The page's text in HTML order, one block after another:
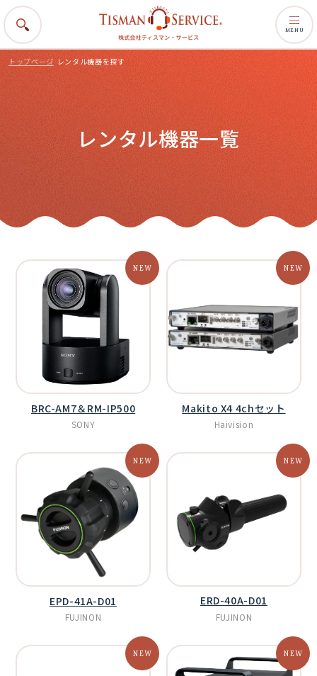
MENU
トップページ レンタル機器を探す
レンタル機器一覧
BRC-AM7＆RM-IP500
SONY
Makito X4 4chセット
Haivision
EPD-41A-D01
FUJINON
ERD-40A-D01
FUJINON